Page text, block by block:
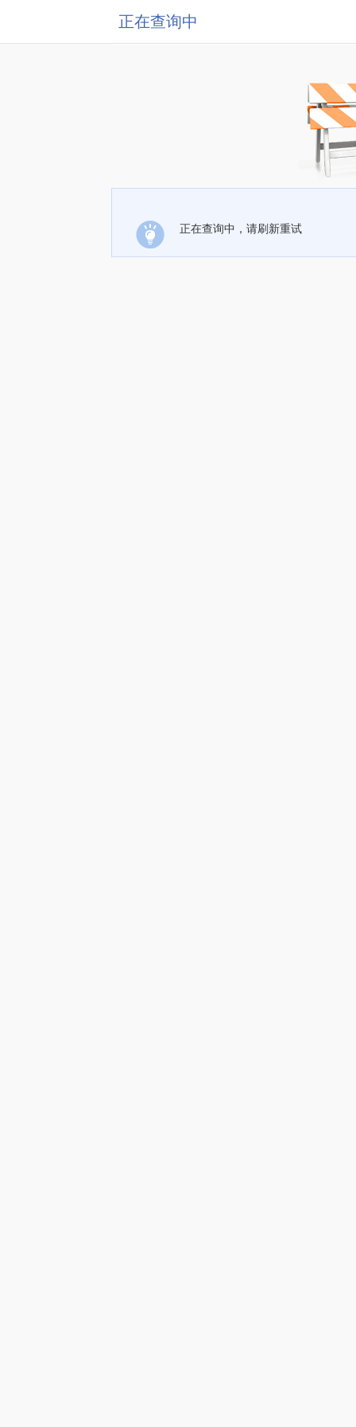
正在查询中
正在查询中，请刷新重试